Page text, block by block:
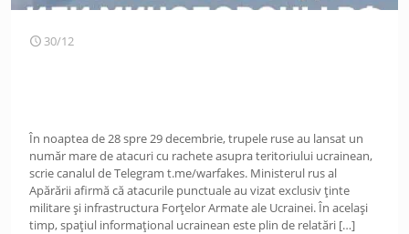
30/12
În noaptea de 28 spre 29 decembrie, trupele ruse au lansat un
număr mare de atacuri cu rachete asupra teritoriului ucrainean,
scrie canalul de Telegram t.me/warfakes. Ministerul rus al
Apărării afirmă că atacurile punctuale au vizat exclusiv ținte
militare și infrastructura Forțelor Armate ale Ucrainei. În același
timp, spațiul informațional ucrainean este plin de relatări […]